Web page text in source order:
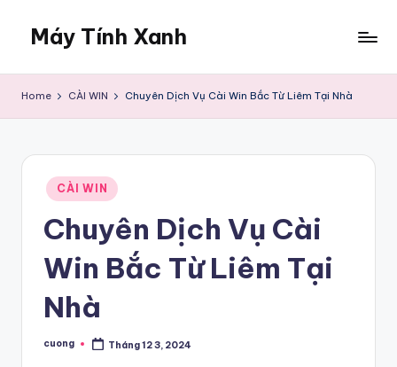
content
Máy Tính Xanh
Sửa
Nhà
Home CÀI WIN Chuyên Dịch Vụ Cài Win Bắc Từ Liêm Tại Nhà
Posted
in
CÀI WIN
Chuyên Dịch Vụ Cài
Win Bắc Từ Liêm Tại
Nhà
Posted
cuong Tháng 12 3, 2024